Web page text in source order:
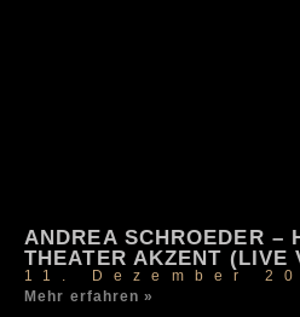
ANDREA SCHROEDER –
THEATER AKZENT (LIVE
11. Dezember
Mehr erfahren »